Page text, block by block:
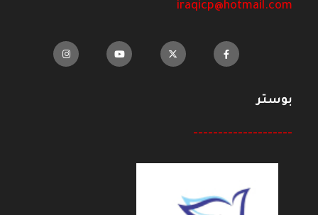
iraqicp@hotmail.com
بوستر
--------------------